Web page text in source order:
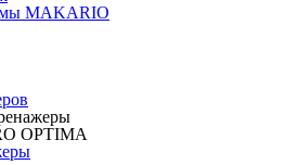
MAKARIO
OPTIMA